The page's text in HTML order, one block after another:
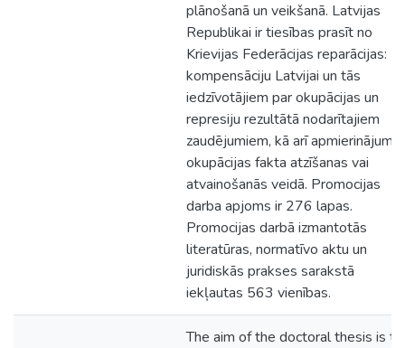
plānošanā un veikšanā. Latvijas
Republikai ir tiesības prasīt no
Krievijas Federācijas reparācijas:
kompensāciju Latvijai un tās
iedzīvotājiem par okupācijas un
represiju rezultātā nodarītajiem
zaudējumiem, kā arī apmierinājumu
okupācijas fakta atzīšanas vai
atvainošanās veidā. Promocijas
darba apjoms ir 276 lapas.
Promocijas darbā izmantotās
literatūras, normatīvo aktu un
juridiskās prakses sarakstā
iekļautas 563 vienības.
The aim of the doctoral thesis is to